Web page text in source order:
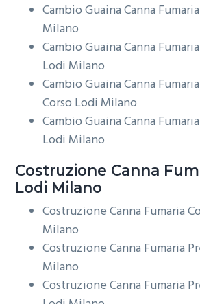
Cambio Guaina Canna
Milano
Cambio Guaina Canna
Lodi Milano
Cambio Guaina Canna
Corso Lodi Milano
Cambio Guaina Canna
Lodi Milano
Costruzione Canna
Lodi Milano
Costruzione Canna Fumaria
Milano
Costruzione Canna Fumaria
Milano
Costruzione Canna Fumaria